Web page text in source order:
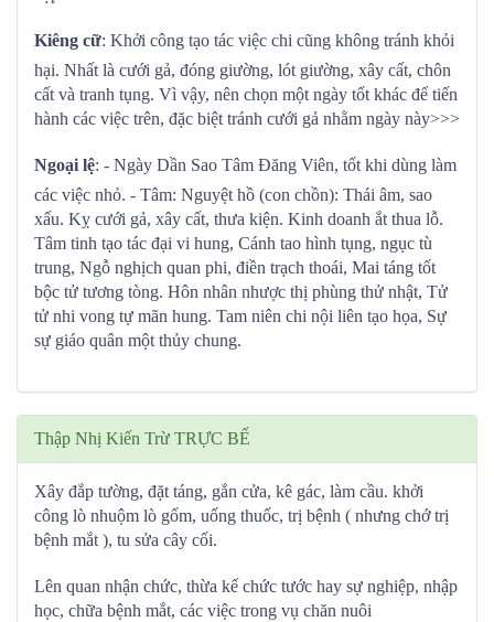
Kiêng cữ: Khởi công tạo tác việc chi cũng không tránh khỏi
hại. Nhất là cưới gả, đóng giường, lót giường, xây cất, chôn
cất và tranh tụng. Vì vậy, nên chọn một ngày tốt khác để tiến
hành các việc trên, đặc biệt tránh cưới gả nhằm ngày này>>>
Ngoại lệ: - Ngày Dần Sao Tâm Đăng Viên, tốt khi dùng làm
các việc nhỏ. - Tâm: Nguyệt hồ (con chồn): Thái âm, sao
xấu. Kỵ cưới gả, xây cất, thưa kiện. Kinh doanh ắt thua lỗ.
Tâm tinh tạo tác đại vi hung, Cánh tao hình tụng, ngục tù
trung, Ngỗ nghịch quan phi, điền trạch thoái, Mai táng tốt
bộc tử tương tòng. Hôn nhân nhược thị phùng thử nhật, Tử
tử nhi vong tự mãn hung. Tam niên chi nội liên tạo họa, Sự
sự giáo quân một thủy chung.
Thập Nhị Kiến Trừ TRỰC BẾ
Xây đắp tường, đặt táng, gắn cửa, kê gác, làm cầu. khởi
công lò nhuộm lò gốm, uống thuốc, trị bệnh ( nhưng chớ trị
bệnh mắt ), tu sửa cây cối.
Lên quan nhận chức, thừa kế chức tước hay sự nghiệp, nhập
học, chữa bệnh mắt, các việc trong vụ chăn nuôi